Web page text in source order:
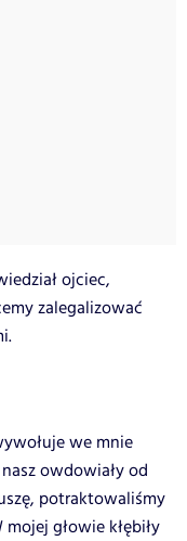
ojciec,
zalegalizować
we mnie
owdowiały od
potraktowaliśmy
mojej głowie kłębiły